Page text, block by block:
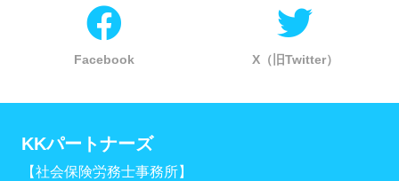
Facebook X（旧Twitter）
KKパートナーズ
【社会保険労務士事務所】